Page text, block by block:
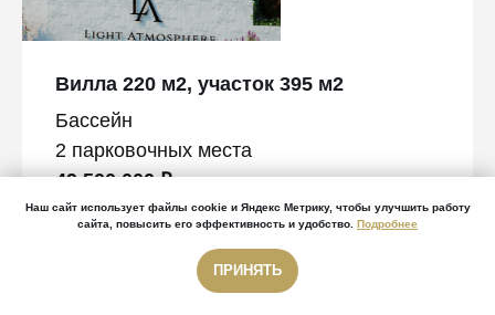
Вилла 220 м2, участок 395 м2
Бассейн
2 парковочных места
49 500 000 ₽
Звонок бесплатный
Звонок бесплатный
Наш сайт использует файлы cookie и Яндекс Метрику, чтобы улучшить работу
сайта, повысить его эффективность и удобство. Подробнее
ПРИНЯТЬ